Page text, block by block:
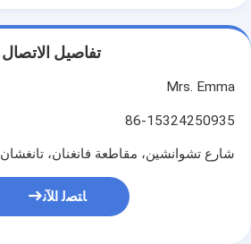
تفاصيل الاتصال
Mrs. Emma
86-15324250935
شارع تشوانشين، مقاطعة فانغنان، تانغشان
ﺎﺘﺼﻟ ﺍﻶﻧ